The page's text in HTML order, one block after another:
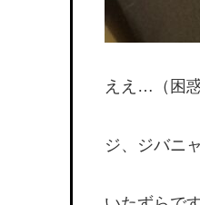
ええ…（困惑
ジ、ジバニ